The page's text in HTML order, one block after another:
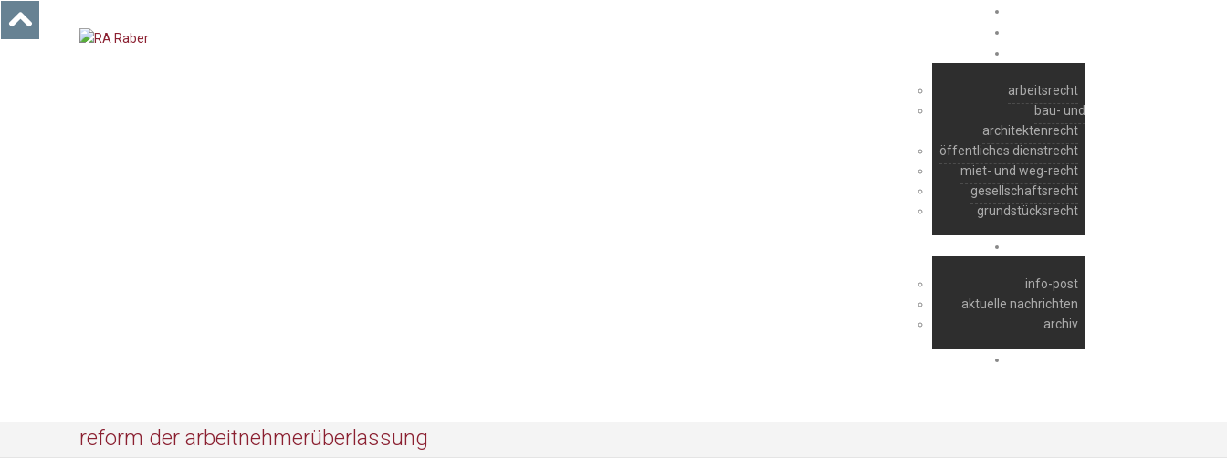
arbeitsrecht
bau- und
architektenrecht
öffentliches dienstrecht
miet- und weg-recht
gesellschaftsrecht
grundstücksrecht
info-post
aktuelle nachrichten
archiv
reform der arbeitnehmerüberlassung